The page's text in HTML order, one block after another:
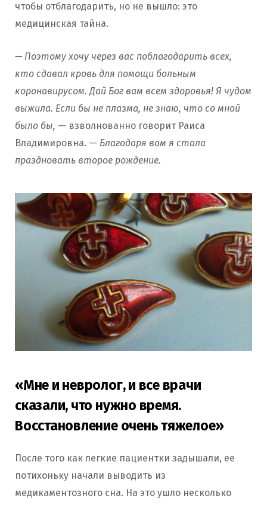
чтобы отблагодарить, но не вышло: это
медицинская тайна.
— Поэтому хочу через вас поблагодарить всех,
кто сдавал кровь для помощи больным
коронавирусом. Дай Бог вам всем здоровья! Я чудом
выжила. Если бы не плазма, не знаю, что со мной
было бы, — взволнованно говорит Раиса
Владимировна. — Благодаря вам я стала
праздновать второе рождение.
«Мне и невролог, и все врачи
сказали, что нужно время.
Восстановление очень тяжелое»
После того как легкие пациентки задышали, ее
потихоньку начали выводить из
медикаментозного сна. На это ушло несколько